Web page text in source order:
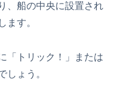
、船の中央に設置され
ます。
「トリック！」または
しょう。